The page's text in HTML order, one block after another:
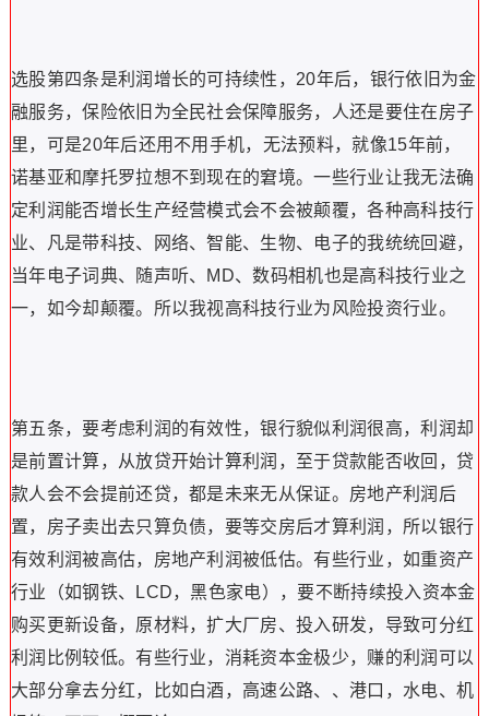
选股第四条是利润增长的可持续性，20年后，银行依旧为金
融服务，保险依旧为全民社会保障服务，人还是要住在房子
里，可是20年后还用不用手机，无法预料，就像15年前，
诺基亚和摩托罗拉想不到现在的窘境。一些行业让我无法确
定利润能否增长生产经营模式会不会被颠覆，各种高科技行
业、凡是带科技、网络、智能、生物、电子的我统统回避，
当年电子词典、随声听、MD、数码相机也是高科技行业之
一，如今却颠覆。所以我视高科技行业为风险投资行业。
第五条，要考虑利润的有效性，银行貌似利润很高，利润却
是前置计算，从放贷开始计算利润，至于贷款能否收回，贷
款人会不会提前还贷，都是未来无从保证。房地产利润后
置，房子卖出去只算负债，要等交房后才算利润，所以银行
有效利润被高估，房地产利润被低估。有些行业，如重资产
行业（如钢铁、LCD，黑色家电），要不断持续投入资本金
购买更新设备，原材料，扩大厂房、投入研发，导致可分红
利润比例较低。有些行业，消耗资本金极少，赚的利润可以
大部分拿去分红，比如白酒，高速公路、、港口，水电、机